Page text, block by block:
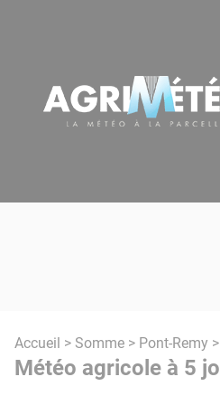
Accueil > Somme > Pont-Remy
Météo agricole à 5